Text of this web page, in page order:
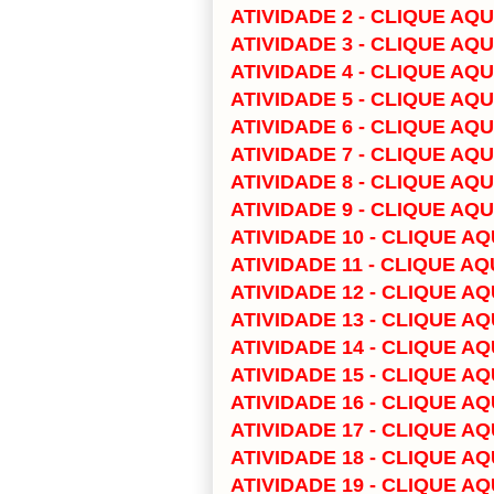
ATIVIDADE 2 - CLIQUE
ATIVIDADE 3 - CLIQUE
ATIVIDADE 4 - CLIQUE
ATIVIDADE 5 - CLIQUE
ATIVIDADE 6 - CLIQUE
ATIVIDADE 7 - CLIQUE
ATIVIDADE 8 - CLIQUE
ATIVIDADE 9 - CLIQUE
ATIVIDADE 10 - CLIQUE
ATIVIDADE 11 - CLIQUE
ATIVIDADE 12 - CLIQUE
ATIVIDADE 13 - CLIQUE
ATIVIDADE 14 - CLIQUE
ATIVIDADE 15 - CLIQUE
ATIVIDADE 16 - CLIQUE
ATIVIDADE 17 - CLIQUE
ATIVIDADE 18 - CLIQUE
ATIVIDADE 19 - CLIQUE